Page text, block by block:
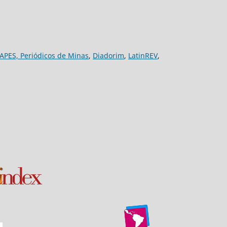
Periódicos de Minas, Diadorim, LatinREV,